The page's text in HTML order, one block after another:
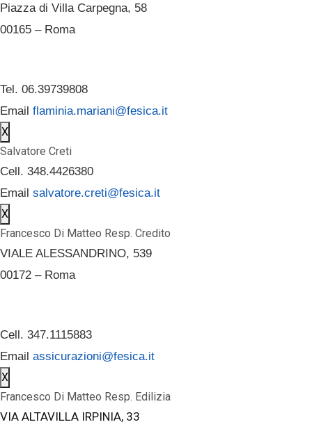
Piazza di Villa Carpegna, 58
00165 – Roma
Tel. 06.39739808
Email flaminia.mariani@fesica.it
X
Salvatore Creti
Cell. 348.4426380
Email salvatore.creti@fesica.it
X
Francesco Di Matteo Resp. Credito
VIALE ALESSANDRINO, 539
00172 – Roma
Cell. 347.1115883
Email assicurazioni@fesica.it
X
Francesco Di Matteo Resp. Edilizia
VIA ALTAVILLA IRPINIA, 33